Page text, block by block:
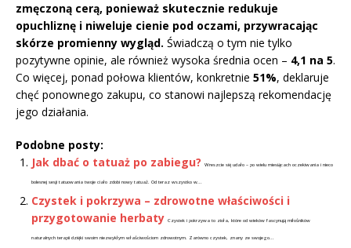
zmęczoną cerą, ponieważ skutecznie redukuje
opuchliznę i niweluje cienie pod oczami, przywracając
skórze promienny wygląd. Świadczą o tym nie tylko
pozytywne opinie, ale również wysoka średnia ocen – 4,1 na 5.
Co więcej, ponad połowa klientów, konkretnie 51%, deklaruje
chęć ponownego zakupu, co stanowi najlepszą rekomendację
jego działania.
Podobne posty:
Jak dbać o tatuaż po zabiegu?
Wreszcie się udało – po wielu miesiącach oczekiwania i nieco
bolesnej sesji tatuowania twoje ciało zdobi nowy tatuaż. Od teraz wszystko w...
Czystek i pokrzywa – zdrowotne właściwości i
przygotowanie herbaty Czystek i pokrzywa to zioła, które od wieków fascynują miłośników
naturalnych terapii dzięki swoim niezwykłym właściwościom zdrowotnym. Zarówno czystek, znany ze swojego...